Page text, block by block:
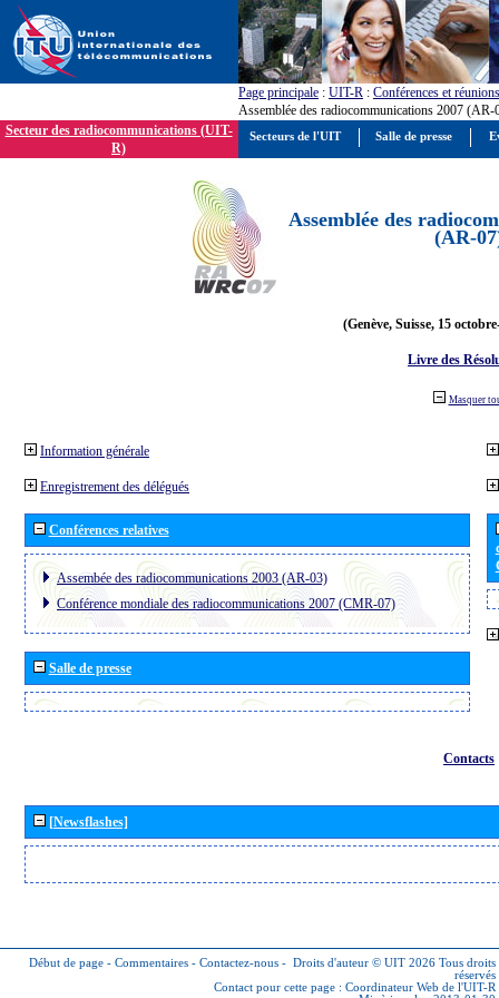
Page principale : UIT-R : Conférences et réunions
Assemblée des radiocommunications 2007 (AR-
Secteur des radiocommunications (UIT-
R)
Assemblée des
(AR-
(Genève, Suisse, 15
Livre des
Masquer
Information générale
Enregistrement des délégués
Conférences relatives
Assembée des radiocommunications 2003 (AR-03)
Conférence mondiale des radiocommunications 2007 (CMR-07)
Salle de presse
Contacts
[Newsflashes]
Début de page - Commentaires - Contactez-nous - Droits d'auteur © UIT 2026 Tous droits
réservés
Contact pour cette page : Coordinateur Web de l'UIT-R
Secteurs de l'UIT Salle de presse